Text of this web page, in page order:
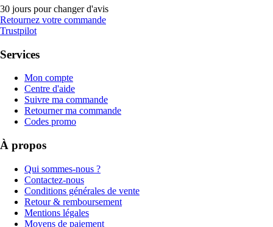
30 jours pour changer d'avis
Retournez votre commande
Trustpilot
Services
Mon compte
Centre d'aide
Suivre ma commande
Retourner ma commande
Codes promo
À propos
Qui sommes-nous ?
Contactez-nous
Conditions générales de vente
Retour & remboursement
Mentions légales
Moyens de paiement